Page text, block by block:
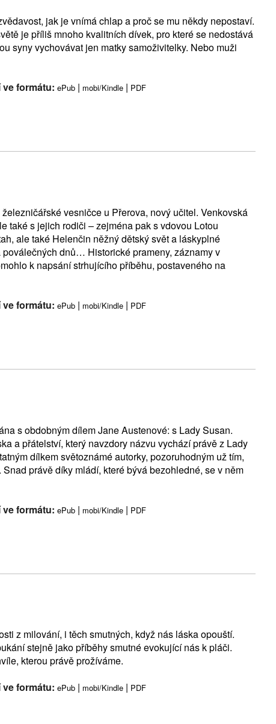
jak je vnímá chlap a proč se mu někdy nepostaví.
je příliš mnoho kvalitních dívek, pro které se nedostává
syny vychovávat jen matky samoživitelky. Nebo muži
ve formátu: ePub | mobi/Kindle | PDF
vesničce u Přerova, nový učitel. Venkovská
také s jejich rodiči – zejména pak s vdovou Lotou
ale také Helenčin něžný dětský svět a láskyplné
dnů… Historické prameny, záznamy v
k napsání strhujícího příběhu, postaveného na
ve formátu: ePub | mobi/Kindle | PDF
s obdobným dílem Jane Austenové: s Lady Susan.
a přátelství, který navzdory názvu vychází právě z Lady
dílkem světoznámé autorky, pozoruhodným už tím,
právě díky mládí, které bývá bezohledné, se v něm
ve formátu: ePub | mobi/Kindle | PDF
z milování, i těch smutných, když nás láska opouští.
stejně jako příběhy smutné evokující nás k pláči.
kterou právě prožíváme.
ve formátu: ePub | mobi/Kindle | PDF